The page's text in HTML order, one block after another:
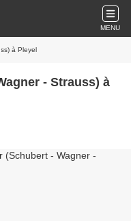
MENU
à Pleyel
- Strauss) à